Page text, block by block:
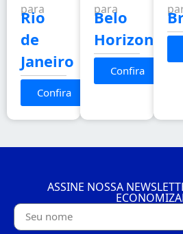
para
Rio
de
Janeiro
Confira
para
Belo
Horizonte
Confira
ASSINE NOSSA